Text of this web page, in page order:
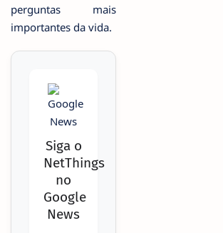
perguntas mais
importantes da vida.
Siga o
NetThings
no
Google
News